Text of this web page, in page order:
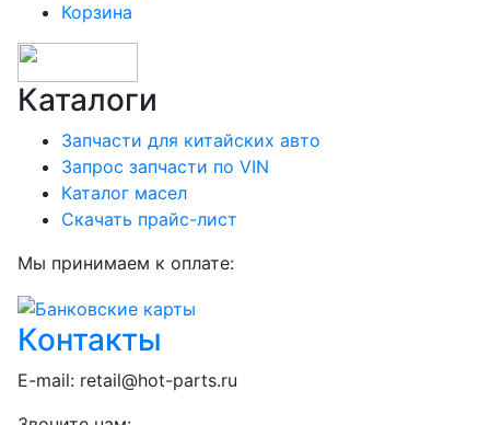
Корзина
Каталоги
Запчасти для китайских авто
Запрос запчасти по VIN
Каталог масел
Скачать прайс-лист
Мы принимаем к оплате:
Контакты
E-mail: retail@hot-parts.ru